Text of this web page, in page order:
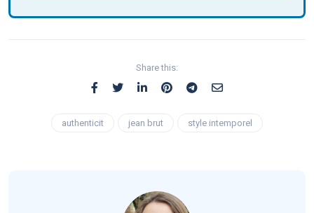
Share this:
authenticit jean brut style intemporel